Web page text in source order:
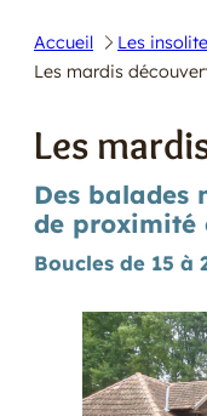
E
R
Accueil Les
Les mardis
Les
Des balades
de proximité
Boucles de 15 à